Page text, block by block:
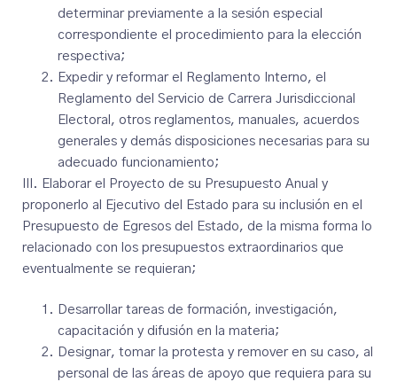
determinar previamente a la sesión especial
correspondiente el procedimiento para la elección
respectiva;
Expedir y reformar el Reglamento Interno, el
Reglamento del Servicio de Carrera Jurisdiccional
Electoral, otros reglamentos, manuales, acuerdos
generales y demás disposiciones necesarias para su
adecuado funcionamiento;
III. Elaborar el Proyecto de su Presupuesto Anual y
proponerlo al Ejecutivo del Estado para su inclusión en el
Presupuesto de Egresos del Estado, de la misma forma lo
relacionado con los presupuestos extraordinarios que
eventualmente se requieran;
Desarrollar tareas de formación, investigación,
capacitación y difusión en la materia;
Designar, tomar la protesta y remover en su caso, al
personal de las áreas de apoyo que requiera para su